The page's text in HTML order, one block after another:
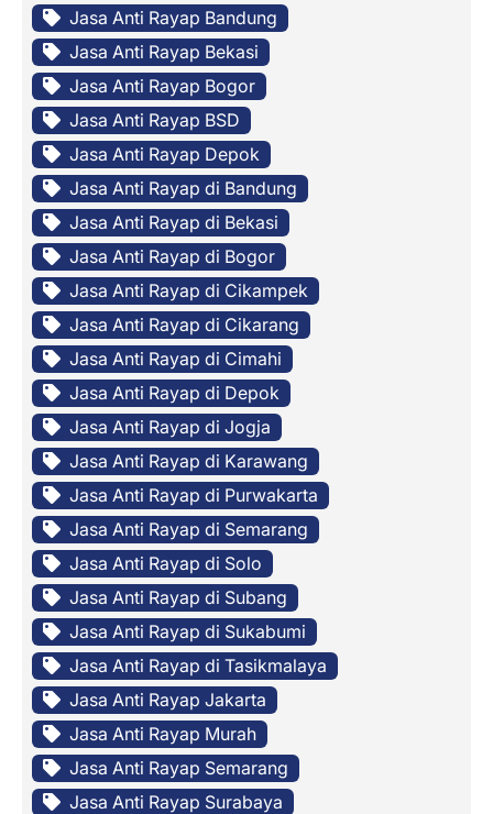
Jasa Anti Rayap Bandung
Jasa Anti Rayap Bekasi
Jasa Anti Rayap Bogor
Jasa Anti Rayap BSD
Jasa Anti Rayap Depok
Jasa Anti Rayap di Bandung
Jasa Anti Rayap di Bekasi
Jasa Anti Rayap di Bogor
Jasa Anti Rayap di Cikampek
Jasa Anti Rayap di Cikarang
Jasa Anti Rayap di Cimahi
Jasa Anti Rayap di Depok
Jasa Anti Rayap di Jogja
Jasa Anti Rayap di Karawang
Jasa Anti Rayap di Purwakarta
Jasa Anti Rayap di Semarang
Jasa Anti Rayap di Solo
Jasa Anti Rayap di Subang
Jasa Anti Rayap di Sukabumi
Jasa Anti Rayap di Tasikmalaya
Jasa Anti Rayap Jakarta
Jasa Anti Rayap Murah
Jasa Anti Rayap Semarang
Jasa Anti Rayap Surabaya